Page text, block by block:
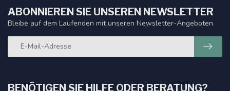
BENÖTIGEN SIE HILFE ODER BERATUNG?
ABONNIEREN SIE UNSEREN NEWSLETTER
Bleibe auf dem Laufenden mit unseren Newsletter-Angeboten